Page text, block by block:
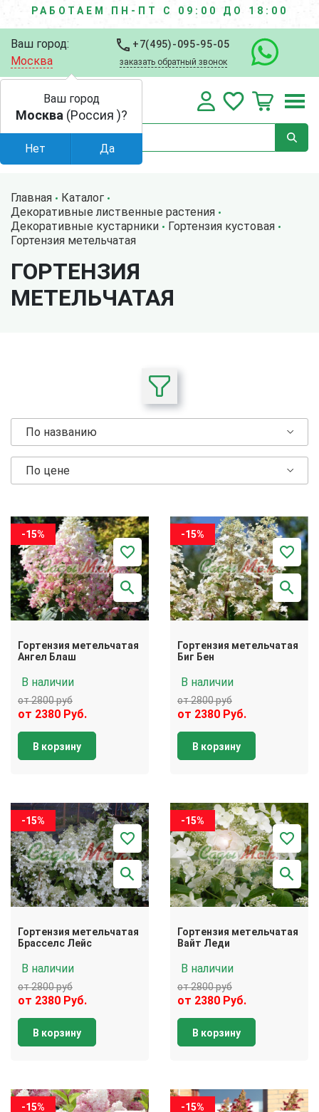
РАБОТАЕМ ПН-ПТ С 09:00 ДО 18:00
Ваш город:
Москва
+7(495)-095-95-05
заказать обратный звонок
Главная
Каталог
Декоративные лиственные растения
Декоративные кустарники
Гортензия кустовая
Гортензия метельчатая
ГОРТЕНЗИЯ
МЕТЕЛЬЧАТАЯ
По названию
По цене
-15%
Гортензия метельчатая
Ангел Блаш
В наличии
от 2800 руб
от 2380 Руб.
В корзину
-15%
Гортензия метельчатая
Биг Бен
В наличии
от 2800 руб
от 2380 Руб.
В корзину
-15%
Гортензия метельчатая
Брасселс Лейс
В наличии
от 2800 руб
от 2380 Руб.
В корзину
-15%
Гортензия метельчатая
Вайт Леди
В наличии
от 2800 руб
от 2380 Руб.
В корзину
-15% -15%
Ваш город
Москва (Россия )?
Нет Да